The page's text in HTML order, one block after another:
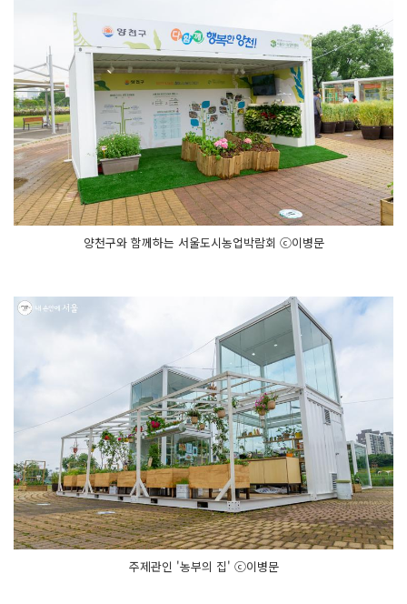
양천구와 함께하는 서울도시농업박람회 ⓒ이병문
주제관인 '농부의 집' ⓒ이병문